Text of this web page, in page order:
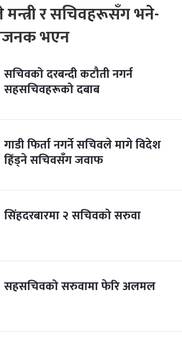
मन्त्री र सचिवहरूसँग भने-
भएन
सचिवको दरबन्दी कटौती नगर्न
सहसचिवहरूको दबाब
गाडी फिर्ता नगर्ने सचिवले मागे विदेश
हिँड्ने सचिवसँग जवाफ
सिंहदरबारमा २ सचिवको सरुवा
सहसचिवको सरुवामा फेरि अलमल